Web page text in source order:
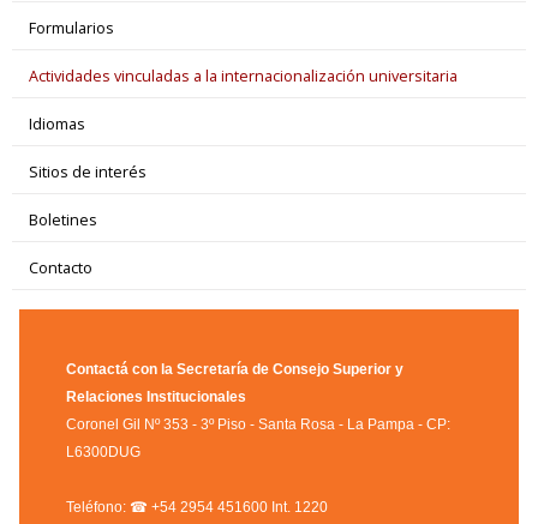
Formularios
Actividades vinculadas a la internacionalización universitaria
Idiomas
Sitios de interés
Boletines
Contacto
Contactá con la Secretaría de Consejo Superior y
Relaciones Institucionales
Coronel Gil Nº 353 - 3º Piso - Santa Rosa - La Pampa - CP:
L6300DUG
Teléfono: ☎ +54 2954 451600 Int. 1220